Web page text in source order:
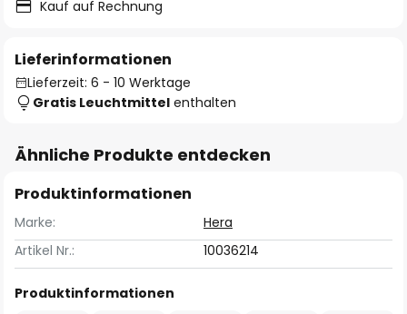
Kauf auf Rechnung
Lieferinformationen
Lieferzeit: 6 - 10 Werktage
Gratis Leuchtmittel enthalten
Ähnliche Produkte entdecken
Produktinformationen
Marke:
Hera
Artikel Nr.:
10036214
Produktinformationen